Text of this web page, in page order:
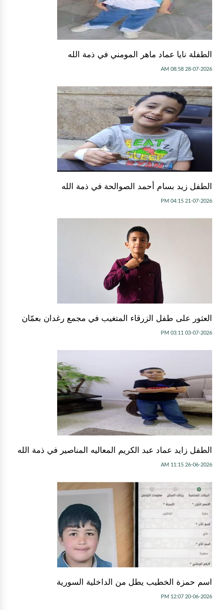
الطفلة نايا عماد ماهر المومني في ذمة الله
28-07-2026 08:58 AM
الطفل زيد بسام أحمد الصوالحة في ذمة الله
21-07-2026 04:15 PM
العثور على طفل الزرقاء المتغيب في مجمع رغدان بعمّان
03-07-2026 03:11 PM
الطفل زايد عماد عبد الكريم المعاليه المناصير في ذمة الله
26-06-2026 11:15 AM
اسم حمزة الخطيب يطل من الداخلية السورية
20-06-2026 12:07 PM